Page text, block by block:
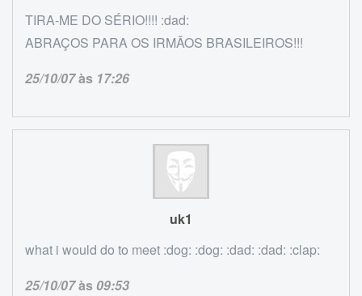
TIRA-ME DO SÉRIO!!!! :dad:
ABRAÇOS PARA OS IRMÃOS BRASILEIROS!!!
25/10/07às 17:26
uk1
what i would do to meet :dog: :dog: :dad: :dad: :clap:
25/10/07às09:53